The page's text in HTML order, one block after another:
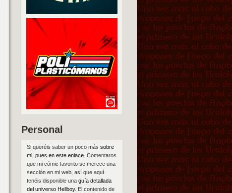
Personal
Si queréis saber un poco más sobre
mi, pues en este enlace. Comentaros
que mi cómic favorito se merece una
sección en mi web, así que aquí
tenéis disponible una guía detallada
del universo Hellboy. El contenido de